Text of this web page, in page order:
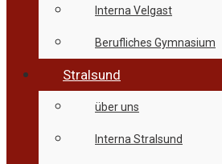
Interna Velgast
Berufliches Gymnasium
Stralsund
über uns
Interna Stralsund